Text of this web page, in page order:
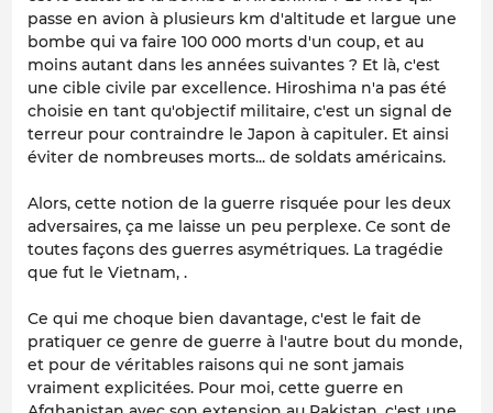
passe en avion à plusieurs km d'altitude et largue une
bombe qui va faire 100 000 morts d'un coup, et au
moins autant dans les années suivantes ? Et là, c'est
une cible civile par excellence. Hiroshima n'a pas été
choisie en tant qu'objectif militaire, c'est un signal de
terreur pour contraindre le Japon à capituler. Et ainsi
éviter de nombreuses morts... de soldats américains.
Alors, cette notion de la guerre risquée pour les deux
adversaires, ça me laisse un peu perplexe. Ce sont de
toutes façons des guerres asymétriques. La tragédie
que fut le Vietnam, .
Ce qui me choque bien davantage, c'est le fait de
pratiquer ce genre de guerre à l'autre bout du monde,
et pour de véritables raisons qui ne sont jamais
vraiment explicitées. Pour moi, cette guerre en